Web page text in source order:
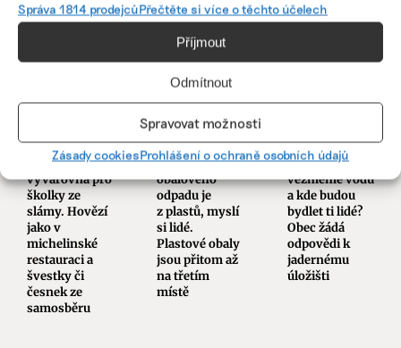
Správa 1814 prodejcůPřečtěte si více o těchto účelech
Příjmout
Odmítnout
Spravovat možnosti
Zásady cookiesProhlášení o ochraně osobních údajů
PODOBNÉ PŘÍSPĚVKY
Zlatá
vývařovna pro
školky ze
slámy. Hovězí
jako v
michelinské
restauraci a
švestky či
česnek ze
samosběru
Většina
obalového
odpadu je
z plastů, myslí
si lidé.
Plastové obaly
jsou přitom až
na třetím
místě
Odkud
vezmeme vodu
a kde budou
bydlet ti lidé?
Obec žádá
odpovědi k
jadernému
úložišti